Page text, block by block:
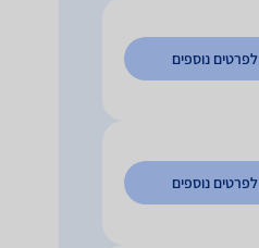
לפרטים נוספים
לפרטים נוספים